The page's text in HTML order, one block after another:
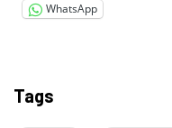
WhatsApp
Tags